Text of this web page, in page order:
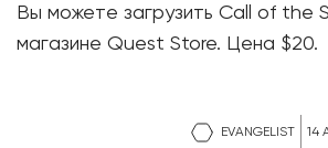
EVANGELIST 14
Вы можете загрузить Call of the
магазине Quest Store. Цена $20.